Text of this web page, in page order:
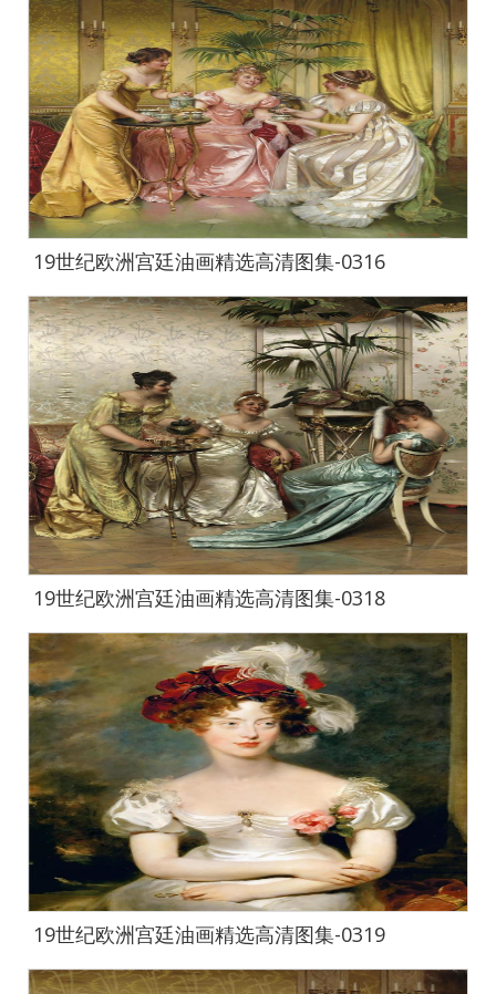
19世纪欧洲宫廷油画精选高清图集-0316
19世纪欧洲宫廷油画精选高清图集-0318
19世纪欧洲宫廷油画精选高清图集-0319